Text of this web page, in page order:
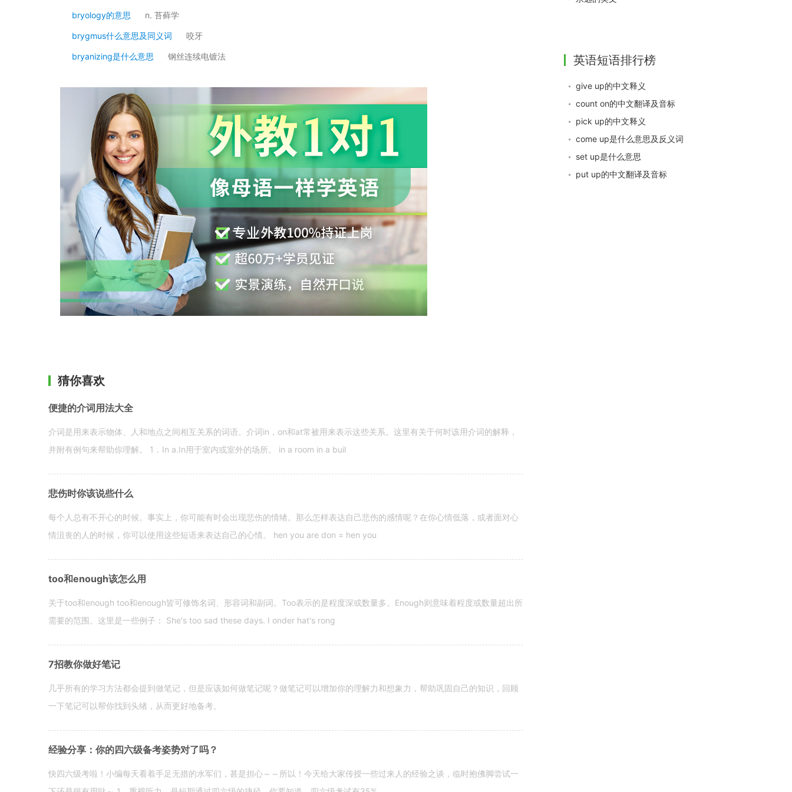
bryology的意思 n. 苔藓学
brygmus什么意思及同义词 咬牙
bryanizing是什么意思 钢丝连续电镀法
猜你喜欢
便捷的介词用法大全
介词是用来表示物体、人和地点之间相互关系的词语。介词in，on和at常被用来表示这些关系。这里有关于何时该用介词的解释，
并附有例句来帮助你理解。 1．In a.In用于室内或室外的场所。 in a room in a buil
悲伤时你该说些什么
每个人总有不开心的时候。事实上，你可能有时会出现悲伤的情绪。那么怎样表达自己悲伤的感情呢？在你心情低落，或者面对心
情沮丧的人的时候，你可以使用这些短语来表达自己的心情。 hen you are don = hen you
too和enough该怎么用
关于too和enough too和enough皆可修饰名词、形容词和副词。Too表示的是程度深或数量多。Enough则意味着程度或数量超出所
需要的范围。这里是一些例子： She's too sad these days. I onder hat's rong
7招教你做好笔记
几乎所有的学习方法都会提到做笔记，但是应该如何做笔记呢？做笔记可以增加你的理解力和想象力，帮助巩固自己的知识，回顾
一下笔记可以帮你找到头绪，从而更好地备考。
经验分享：你的四六级备考姿势对了吗？
快四六级考啦！小编每天看着手足无措的水军们，甚是担心～～所以！今天给大家传授一些过来人的经验之谈，临时抱佛脚尝试一
英语短语排行榜
give up的中文释义
count on的中文翻译及音标
pick up的中文释义
come up是什么意思及反义词
set up是什么意思
put up的中文翻译及音标